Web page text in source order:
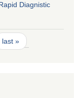
Diagnistic
last »